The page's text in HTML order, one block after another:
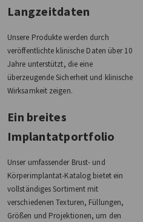
Langzeitdaten
Unsere Produkte werden durch
veröffentlichte klinische Daten über 10
Jahre unterstützt, die eine
überzeugende Sicherheit und klinische
Wirksamkeit zeigen.
Ein breites
Implantatportfolio
Unser umfassender Brust- und
Körperimplantat-Katalog bietet ein
vollständiges Sortiment mit
verschiedenen Texturen, Füllungen,
Größen und Projektionen, um den